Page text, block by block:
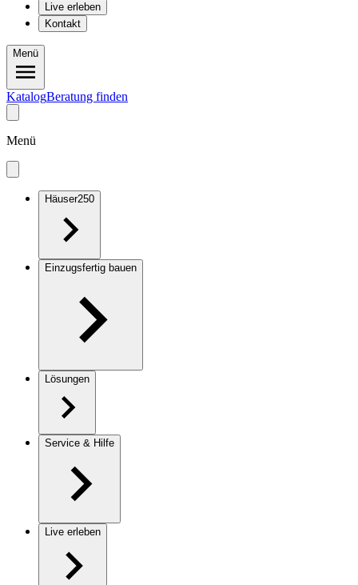
Live erleben
Kontakt
Menü
KatalogBeratung finden
Menü
Häuser250
Einzugsfertig bauen
Lösungen
Service & Hilfe
Live erleben